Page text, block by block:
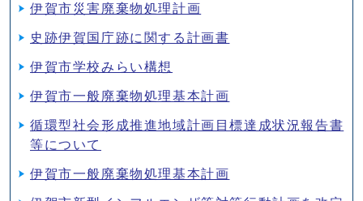
伊賀市災害廃棄物処理計画
史跡伊賀国庁跡に関する計画書
伊賀市学校みらい構想
伊賀市一般廃棄物処理基本計画
循環型社会形成推進地域計画目標達成状況報告書
等について
伊賀市一般廃棄物処理基本計画